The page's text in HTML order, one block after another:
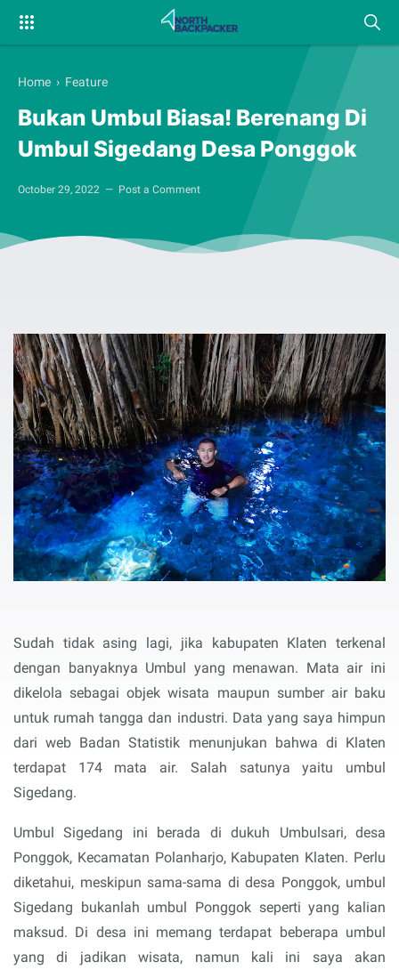
Home › Feature
Bukan Umbul Biasa! Berenang Di
Umbul Sigedang Desa Ponggok
October 29, 2022 Post a Comment
Sudah tidak asing lagi, jika kabupaten Klaten terkenal
dengan banyaknya Umbul yang menawan. Mata air ini
dikelola sebagai objek wisata maupun sumber air baku
untuk rumah tangga dan industri. Data yang saya himpun
dari web Badan Statistik menunjukan bahwa di Klaten
terdapat 174 mata air. Salah satunya yaitu umbul
Sigedang.
Umbul Sigedang ini berada di dukuh Umbulsari, desa
Ponggok, Kecamatan Polanharjo, Kabupaten Klaten. Perlu
diketahui, meskipun sama-sama di desa Ponggok, umbul
Sigedang bukanlah umbul Ponggok seperti yang kalian
maksud. Di desa ini memang terdapat beberapa umbul
yang di jadikan wisata, namun kali ini saya akan